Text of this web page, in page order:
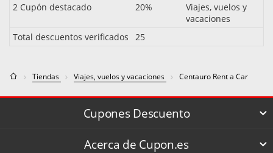
2 Cupón destacado
20%
Viajes, vuelos y
vacaciones
Total descuentos verificados
25
Tiendas Viajes, vuelos y vacaciones Centauro Rent a Car
Cupones Descuento
Acerca de Cupon.es